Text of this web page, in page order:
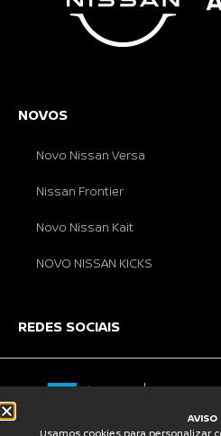
NOVOS
Novo Nissan Versa
Nissan Frontier
Novo Nissan Kait
NOVO NISSAN KICKS
REDES SOCIAIS
AVISO